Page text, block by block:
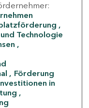
Technologie
Förderung
in